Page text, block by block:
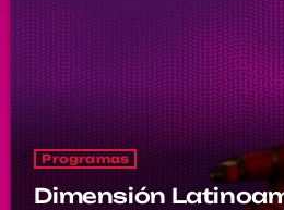
Programas
Dimensión